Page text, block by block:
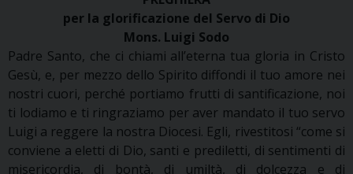
per la glorificazione del Servo di Dio
Mons. Luigi Sodo
Padre Santo, che ci chiami all’eterna tua gloria in Cristo
Gesù, e, per mezzo dello Spirito diffondi il tuo amore nei
nostri cuori, perché portiamo frutti di santificazione, noi
ti lodiamo e ti ringraziamo per aver mandato il tuo servo
Luigi a reggere la nostra Diocesi. Egli, rivestitosi “come si
conviene a eletti di Dio, santi e prediletti, di sentimenti di
misericordia, di bontà, di umiltà, di dolcezza e di